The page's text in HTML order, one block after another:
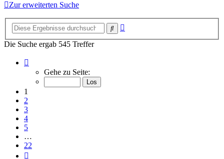
Zur erweiterten Suche
Suche
Die Suche ergab 545 Treffer
von
Gehe zu Seite:
1
2
3
4
5
…
22